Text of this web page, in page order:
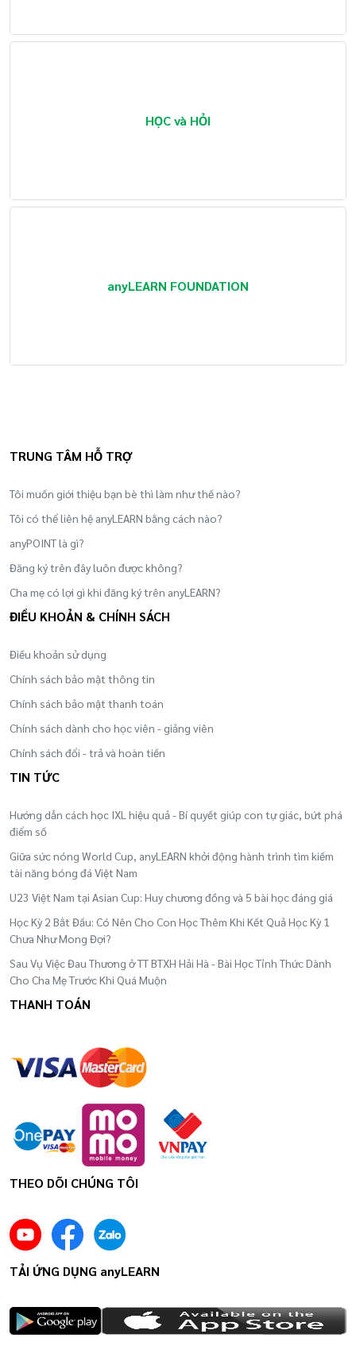
HỌC và HỎI
anyLEARN FOUNDATION
TRUNG TÂM HỖ TRỢ
Tôi muốn giới thiệu bạn bè thì làm như thế nào?
Tôi có thể liên hệ anyLEARN bằng cách nào?
anyPOINT là gì?
Đăng ký trên đây luôn được không?
Cha mẹ có lợi gì khi đăng ký trên anyLEARN?
ĐIỀU KHOẢN & CHÍNH SÁCH
Điều khoản sử dụng
Chính sách bảo mật thông tin
Chính sách bảo mật thanh toán
Chính sách dành cho học viên - giảng viên
Chính sách đổi - trả và hoàn tiền
TIN TỨC
Hướng dẫn cách học IXL hiệu quả - Bí quyết giúp con tự giác, bứt phá
điểm số
Giữa sức nóng World Cup, anyLEARN khởi động hành trình tìm kiếm
tài năng bóng đá Việt Nam
U23 Việt Nam tại Asian Cup: Huy chương đồng và 5 bài học đáng giá
Học Kỳ 2 Bắt Đầu: Có Nên Cho Con Học Thêm Khi Kết Quả Học Kỳ 1
Chưa Như Mong Đợi?
Sau Vụ Việc Đau Thương ở TT BTXH Hải Hà - Bài Học Tỉnh Thức Dành
Cho Cha Mẹ Trước Khi Quá Muộn
THANH TOÁN
THEO DÕI CHÚNG TÔI
TẢI ỨNG DỤNG anyLEARN